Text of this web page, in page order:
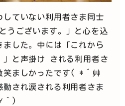
ていない利用者さま同士
うございます。」と心を込
した。中には「これから
と声掛け される利用者さ
笑ましかったです( *´艸
され涙される利用者さま
｀)